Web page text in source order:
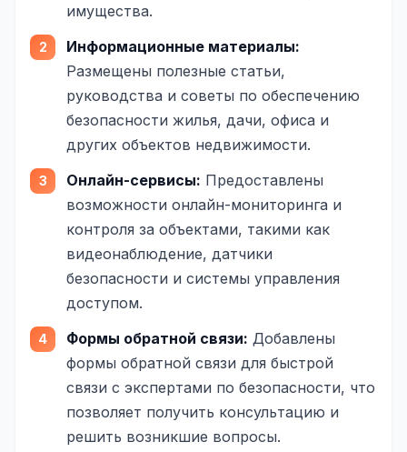
Платежные системы
Складской учёт
АВТОМАТИЗАЦИЯ БИЗНЕСА
CRM-системы
Интеграции и API
Чат-боты
Автоворонки
Бизнес-процессы
AI Агенты
SEO-ПРОДВИЖЕНИЕ
SEO-продвижение и раскрутка сайта
Технический SEO-аудит сайта
имущества.
Информационные материалы:
Размещены полезные статьи,
руководства и советы по обеспечению
безопасности жилья, дачи, офиса и
других объектов недвижимости.
Онлайн-сервисы: Предоставлены
возможности онлайн-мониторинга и
контроля за объектами, такими как
видеонаблюдение, датчики
безопасности и системы управления
доступом.
Формы обратной связи: Добавлены
формы обратной связи для быстрой
связи с экспертами по безопасности, что
позволяет получить консультацию и
решить возникшие вопросы.